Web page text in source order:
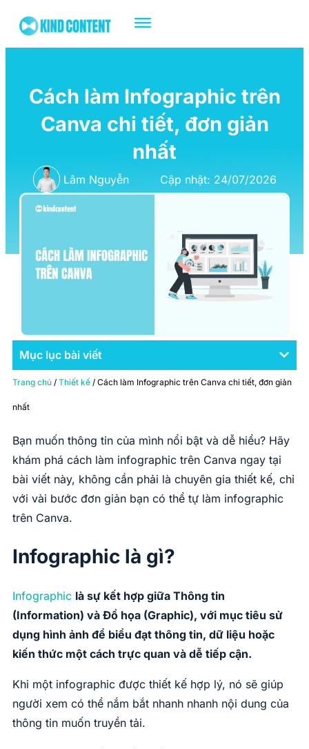
Cách làm Infographic trên
Canva chi tiết, đơn giản
nhất
Lâm Nguyễn Cập nhật: 24/07/2026
Mục lục bài viết
Trang chủ / Thiết kế / Cách làm Infographic trên Canva chi tiết, đơn giản
nhất
Bạn muốn thông tin của mình nổi bật và dễ hiểu? Hãy
khám phá cách làm infographic trên Canva ngay tại
bài viết này, không cần phải là chuyên gia thiết kế, chỉ
với vài bước đơn giản bạn có thể tự làm infographic
trên Canva.
Infographic là gì?
Infographic là sự kết hợp giữa Thông tin
(Information) và Đồ họa (Graphic), với mục tiêu sử
dụng hình ảnh để biểu đạt thông tin, dữ liệu hoặc
kiến thức một cách trực quan và dễ tiếp cận.
Khi một infographic được thiết kế hợp lý, nó sẽ giúp
người xem có thể nắm bắt nhanh nhanh nội dung của
thông tin muốn truyền tải.